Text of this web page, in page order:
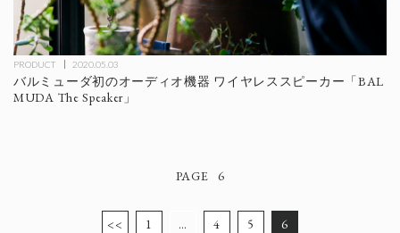
PRODUCT 2020.05.03
バルミューダ初のオーディオ機器 ワイヤレススピーカー「BAL
MUDA The Speaker」
6
<< 1 … 4 5 6